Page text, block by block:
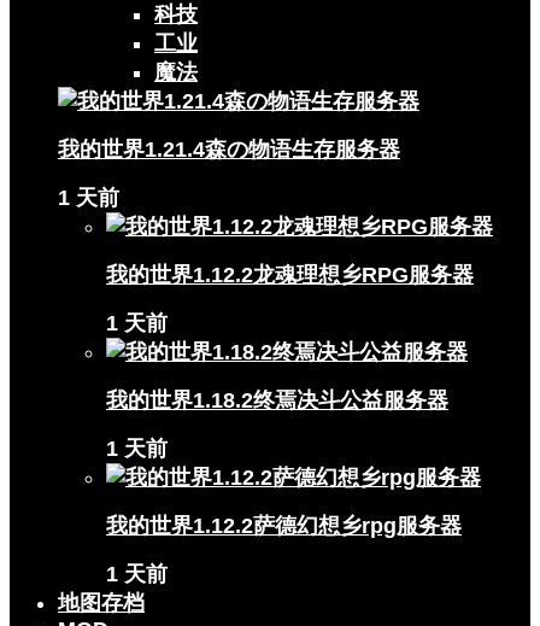
科技
工业
魔法
我的世界1.21.4森の物语生存服务器
1 天前
我的世界1.12.2龙魂理想乡RPG服务器
1 天前
我的世界1.18.2终焉决斗公益服务器
1 天前
我的世界1.12.2萨德幻想乡rpg服务器
1 天前
地图存档